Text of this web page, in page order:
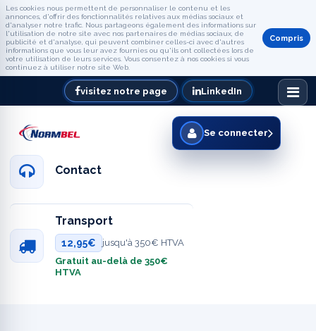
Les cookies nous permettent de personnaliser le contenu et les
annonces, d'offrir des fonctionnalités relatives aux médias sociaux et
d'analyser notre trafic. Nous partageons également des informations sur
l'utilisation de notre site avec nos partenaires de médias sociaux, de
publicité et d'analyse, qui peuvent combiner celles-ci avec d'autres
informations que vous leur avez fournies ou qu'ils ont collectées lors de
votre utilisation de leurs services. Vous consentez à nos cookies si vous
continuez à utiliser notre site Web.
Compris
visitez notre page LinkedIn
Contact
Transport
12,95€
jusqu'à 350€ HTVA
Gratuit au-delà de 350€
HTVA
Se connecter